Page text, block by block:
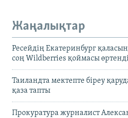
Жаңалықтар
Ресейдің Екатеринбург
соң Wildberries қоймасы өртенді
Таиландта мектепте біреу
қаза тапты
Прокуратура журналист